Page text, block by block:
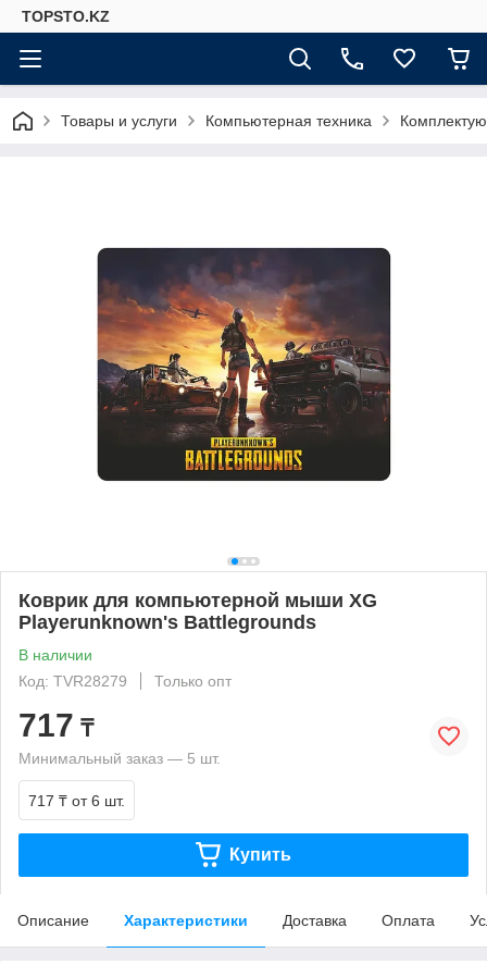
TOPSTO.KZ
Товары и услуги Компьютерная техника
Коврик для компьютерной мыши XG
Playerunknown's Battlegrounds
В наличии
Код: TVR28279
Только опт
717 ₸
Минимальный заказ — 5 шт.
717 ₸ от 6 шт.
Купить
Описание Характеристики Доставка Оплата